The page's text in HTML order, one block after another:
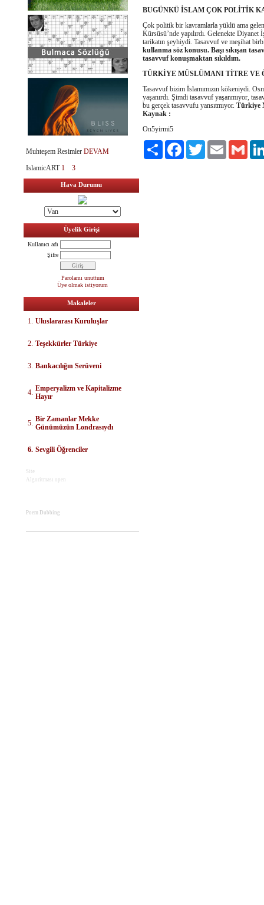
Muhteşem Resimler DEVAM
IslamicART 1 3
Hava Durumu
Üyelik Girişi
Kullanıcı adı
Şifre
Parolamı unuttum
Üye olmak istiyorum
Makaleler
1. Uluslararası Kuruluşlar
2. Teşekkürler Türkiye
3. Bankacılığın Serüveni
4. Emperyalizm ve Kapitalizme
Hayır
5. Bir Zamanlar Mekke
Günümüzün Londrasıydı
6. Sevgili Öğrenciler
Site
Algoritması open
Poem Dubbing
BUGÜNKÜ İSLAM ÇOK POLİTİK
Çok politik bir kavramlarla yüklü ama
Kürsüsü’nde yapılırdı. Gelenekte
tarikatın şeyhiydi. Tasavvuf ve meşihat
kullanma söz konusu. Başı sıkışan
tasavvuf konuşmaktan sıkıldım.
TÜRKİYE MÜSLÜMANI TİTRE VE
Tasavvuf bizim İslamımızın kökeniydi.
yaşanırdı. Şimdi tasavvuf yaşanmıyor,
bu gerçek tasavvufu yansıtmıyor. Türkiye
Kaynak :
On5yirmi5
Paylaş
FacebookTwitter Email Gmail